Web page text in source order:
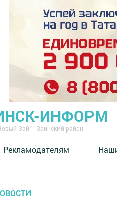
ИНФОРМ
Зай" - Заинский район
Рекламодателям